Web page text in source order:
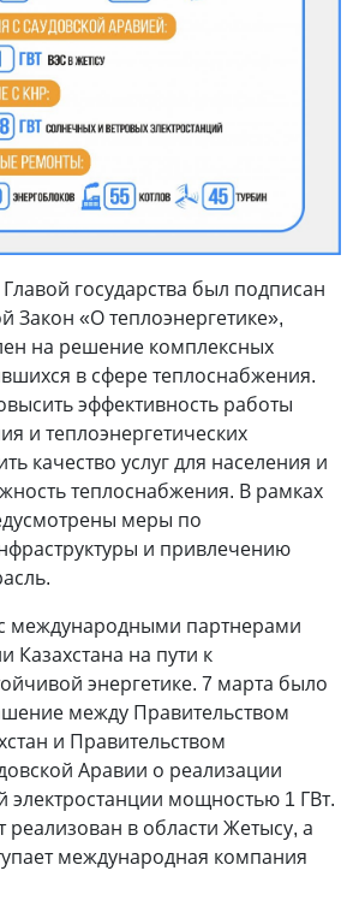
государства был подписан
Закон «О теплоэнергетике»,
на решение комплексных
в сфере теплоснабжения.
эффективность работы
и теплоэнергетических
качество услуг для населения и
теплоснабжения. В рамках
меры по
и привлечению
международными партнерами
Казахстана на пути к
энергетике. 7 марта было
между Правительством
и Правительством
Аравии о реализации
электростанции мощностью 1 ГВт.
реализован в области Жетысу, а
международная компания